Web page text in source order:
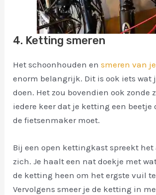
4. Ketting smeren
Het schoonhouden ensmeren van
enorm belangrijk. Dit is ook iets wat
doen. Het zou bovendien ook zonde
iedere keer dat je ketting een beetje
de fietsenmaker moet.
Bij een open kettingkast spreekt het
zich. Je haalt een nat doekje met
de ketting heen om het ergste vuil
Vervolgens smeer je de ketting in